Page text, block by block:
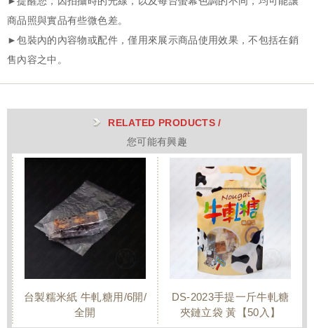
RELATED PRODUCTS /
您可能有興趣
台製糯米紙 牛軋糖用/6開/
全開
DS-2023手提一斤牛軋糖
夾鏈立袋 黃【50入】